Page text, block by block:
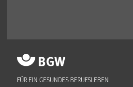
FÜR EIN GESUNDES BERUFSLEBEN